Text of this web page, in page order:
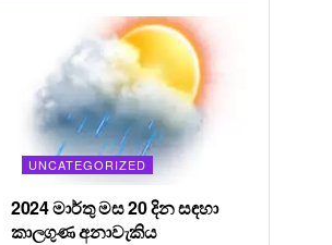
UNCATEGORIZED
2024 මාර්තු මස 20 දින සඳහා
කාලගුණ අනාවැකිය